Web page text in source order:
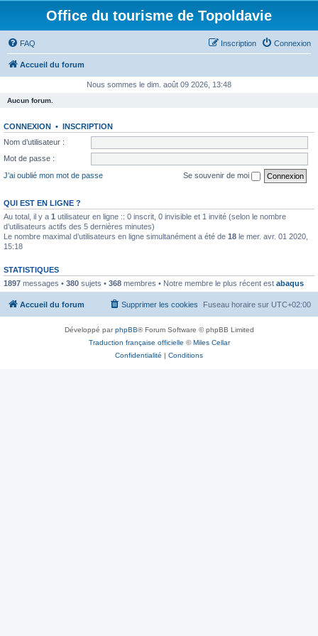
Office du tourisme de Topoldavie
FAQ Connexion
Inscription
Accueil du forum
Nous sommes le dim. août 09 2026, 13:48
Aucun forum.
CONNEXION • INSCRIPTION
Nom d’utilisateur :
Mot de passe :
J’ai oublié mon mot de passe
Se souvenir de moi
QUI EST EN LIGNE ?
Au total, il y a 1 utilisateur en ligne :: 0 inscrit, 0 invisible et 1 invité (selon le nombre
d’utilisateurs actifs des 5 dernières minutes)
Le nombre maximal d’utilisateurs en ligne simultanément a été de 18 le mer. avr. 01 2020,
15:18
STATISTIQUES
1897 messages • 380 sujets • 368 membres • Notre membre le plus récent est abaqus
Accueil du forum Fuseau horaire sur UTC+02:00
Supprimer les cookies
Développé parphpBB® Forum Software © phpBB Limited
Traduction française officielle ©Miles Cellar
Confidentialité | Conditions